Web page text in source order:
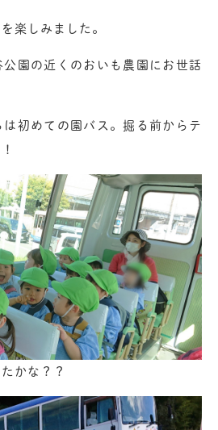
楽しみました。
園の近くのおいも農園にお世話
は初めての園バス。掘る前からテ
かな？？